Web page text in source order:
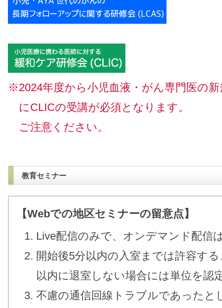
※2024年度から小児血液・がん専門医の
にCLICの受講が必須となります。
ご注意ください。
教育セミナー
【Webでの地区セミナーの留意点】
Live配信のみで、オンデマンド配信
開始後5分以内の入室までは許容す
以内に退室しない場合には単位を認
不慮の通信回線トラブルであったと